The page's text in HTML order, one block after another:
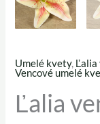
Umelé kvety, Ľalia
Vencové umelé
Ľalia
množstvo
vencová